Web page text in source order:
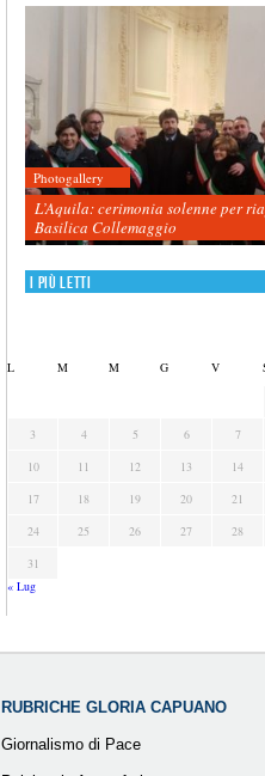
Photogallery
L’Aquila: cerimonia solenne per
Basilica Collemaggio
I più letti
L M M G V
3 4 5 6
7
10
11 12 13
14
17
18 19 20
21
24
25 26 27
28
31
« Lug
RUBRICHE GLORIA CAPUANO
Giornalismo di Pace